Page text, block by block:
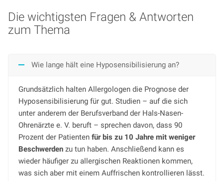
Die wichtigsten Fragen & Antworten
zum Thema
Wie lange hält eine Hyposensibilisierung an?
Grundsätzlich halten Allergologen die Prognose der
Hyposensibilisierung für gut. Studien – auf die sich
unter anderem der Berufsverband der Hals-Nasen-
Ohrenärzte e. V. beruft – sprechen davon, dass 90
Prozent der Patienten für bis zu 10 Jahre mit weniger
Beschwerdenzu tun haben. Anschließend kann es
wieder häufiger zu allergischen Reaktionen kommen,
was sich aber mit einem Auffrischen kontrollieren lässt.